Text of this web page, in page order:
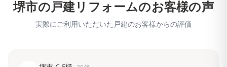
堺市の戸建リフォームのお客様の声
実際にご利用いただいた戸建のお客様からの評価